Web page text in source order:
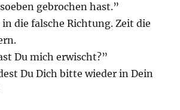
gebrochen hast.”
in die falsche Richtung. Zeit die
Du mich erwischt?”
Du Dich bitte wieder in Dein